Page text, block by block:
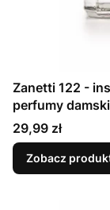
Zanetti 122 -
perfumy
Cena
29,99 zł
Zobacz